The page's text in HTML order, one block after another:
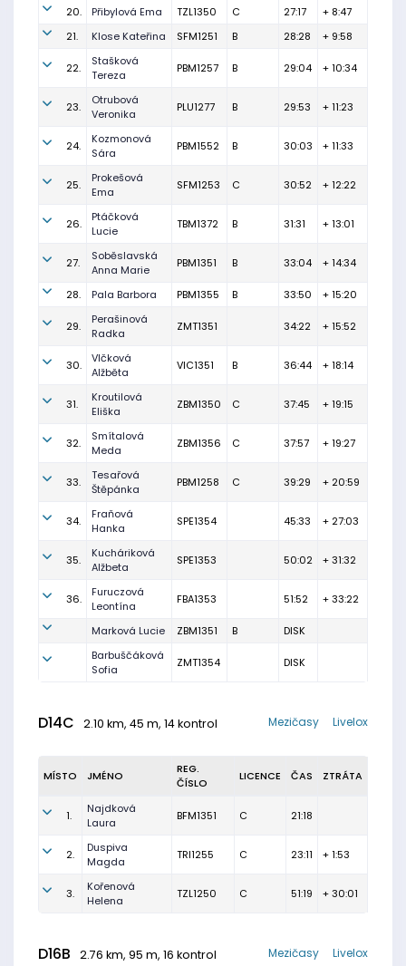
20. Přibylová Ema TZL1350 C 27:17
+ 8:47
21.
Klose Kateřina SFM1251 B 28:28 + 9:58
22.
Stašková
Tereza
PBM1257 B 29:04 + 10:34
23.
Otrubová
Veronika
PLU1277 B 29:53 + 11:23
24.
Kozmonová
Sára
PBM1552 B 30:03 + 11:33
25.
Prokešová
Ema
SFM1253 C 30:52 + 12:22
26.
Ptáčková
Lucie
TBM1372 B 31:31 + 13:01
27.
Soběslavská
Anna Marie
PBM1351 B 33:04 + 14:34
28. Pala Barbora PBM1355 B 33:50 + 15:20
29.
Perašinová
Radka
ZMT1351 34:22 + 15:52
30.
Vlčková
Alžběta
VIC1351 B 36:44 + 18:14
31.
Kroutilová
Eliška
ZBM1350 C 37:45 + 19:15
32.
Smítalová
Meda
ZBM1356 C 37:57 + 19:27
33.
Tesařová
Štěpánka
PBM1258 C 39:29 + 20:59
34.
Fraňová
Hanka
SPE1354 45:33 + 27:03
35.
Kucháriková
Alžbeta
SPE1353 50:02 + 31:32
36.
Furuczová
Leontína
FBA1353 51:52 + 33:22
Marková Lucie ZBM1351 B
DISK
Barbuščáková
Sofia
ZMT1354 DISK
D14C 2.10 km, 45 m, 14 kontrol Livelox
Mezičasy
MÍSTO JMÉNO
REG.
ČÍSLO
LICENCE ČAS ZTRÁTA
1.
Najdková
Laura
BFM1351 C 21:18
2.
Duspiva
Magda
TRI1255 C 23:11 + 1:53
3.
Kořenová
Helena
TZL1250 C 51:19 + 30:01
D16B 2.76 km, 95 m, 16 kontrol Livelox
Mezičasy